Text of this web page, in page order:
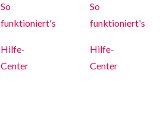
So
funktioniert's
Hilfe-
Center
So
funktioniert's
Hilfe-
Center